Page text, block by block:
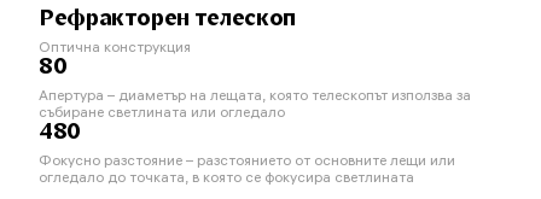
Рефракторен телескоп
Оптична конструкция
80
Апертура – диаметър на лещата, която телескопът използва за
събиране светлината или огледало
480
Фокусно разстояние – разстоянието от основните лещи или
огледало до точката, в която се фокусира светлината